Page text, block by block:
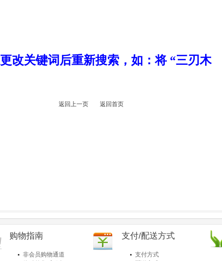
改关键词后重新搜索，如：将 “三刃木
返回上一页 返回首页
购物指南
非会员购物通道
支付/配送方式
支付方式